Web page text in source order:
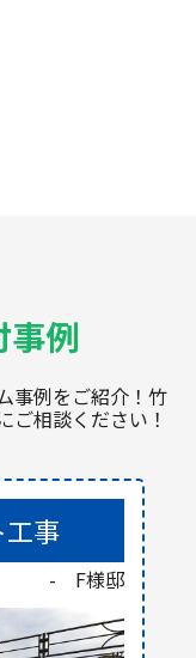
事例
事例をご紹介！竹
ご相談ください！
事
- F様邸